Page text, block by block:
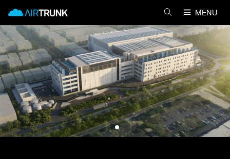
content
MENU
を
検
索